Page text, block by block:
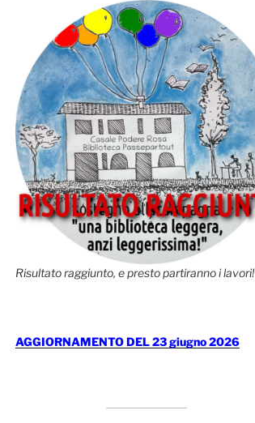
Risultato raggiunto, e presto partiranno i lavori!
AGGIORNAMENTO DEL 23 giugno 2026